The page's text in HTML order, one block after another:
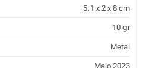
5.1 x 2 x 8 cm
10 gr
Metal
Maio 2023